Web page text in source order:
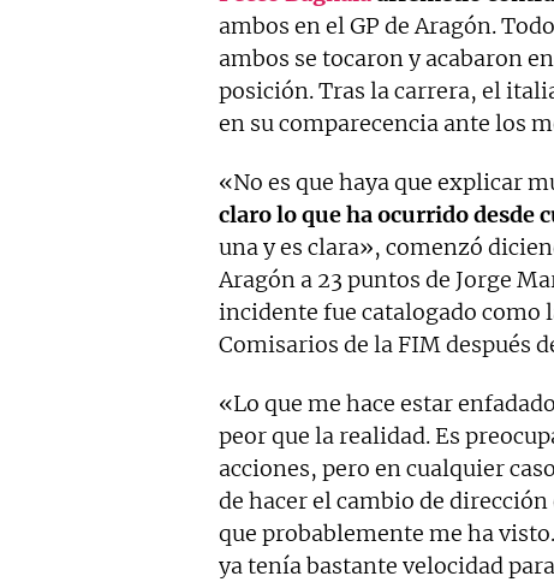
ambos en el GP de Aragón.
ambos se tocaron y acabaron
posición. Tras la carrera, el
en su comparecencia ante los
«No es que haya que explicar
claro lo que ha ocurrido desde
una y es clara», comenzó
Aragón a 23 puntos de Jorge
incidente fue catalogado como
Comisarios de la FIM después
«Lo que me hace estar
peor que la realidad. Es
acciones, pero en cualquier
de hacer el cambio de
que probablemente me ha
ya tenía bastante velocidad